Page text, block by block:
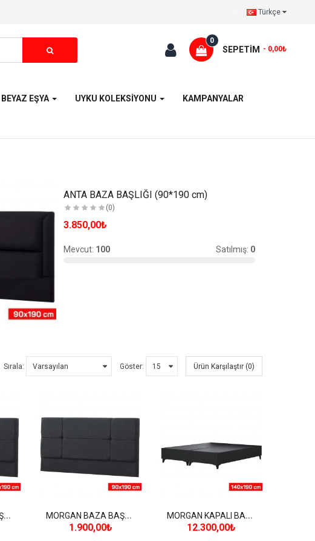
Türkçe
SEPETIM
0
- 0,00₺
BEYAZ EŞYA UYKU KOLEKSİYONU KAMPANYALAR
ANTA BAZA BAŞLIĞI (90*190 cm)
(0)
3.850,00₺
Mevcut: 100 Satılmış: 0
Sırala: Göster: Ürün Karşılaştır (0)
M
ORGAN BAZA BAŞLIĞI (140*190 cm) M
ORGAN BAZA BAŞLIĞI (90*190 cm)
1.900,00₺
M
ORGAN KAPALI BAZA (140*190 cm)
12.300,00₺